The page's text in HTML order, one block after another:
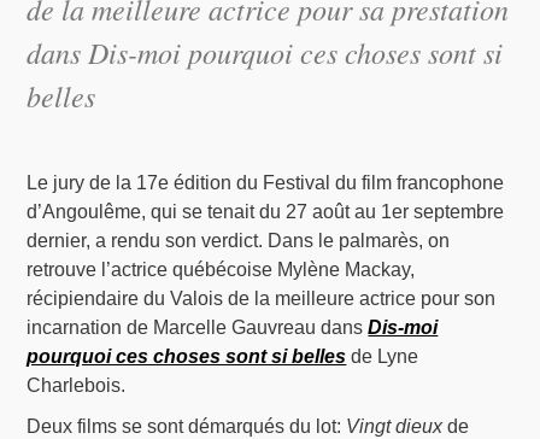
de la meilleure actrice pour sa prestation
dans Dis-moi pourquoi ces choses sont si
belles
Le jury de la 17e édition du Festival du film francophone
d’Angoulême, qui se tenait du 27 août au 1er septembre
dernier, a rendu son verdict. Dans le palmarès, on
retrouve l’actrice québécoise Mylène Mackay,
récipiendaire du Valois de la meilleure actrice pour son
incarnation de Marcelle Gauvreau dansDis-moi
pourquoi ces choses sont si belles de Lyne
Charlebois.
Deux films se sont démarqués du lot: Vingt dieuxde